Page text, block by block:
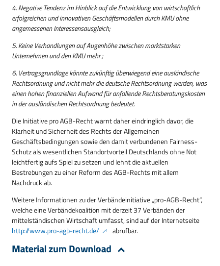
4. Negative Tendenz im Hinblick auf die Entwicklung von wirtschaftlich
erfolgreichen und innovativen Geschäftsmodellen durch KMU ohne
angemessenen Interessensausgleich;
5. Keine Verhandlungen auf Augenhöhe zwischen marktstarken
Unternehmen und den KMU mehr ;
6. Vertragsgrundlage könnte zukünftig überwiegend eine ausländische
Rechtsordnung und nicht mehr die deutsche Rechtsordnung werden, was
einen hohen finanziellen Aufwand für anfallende Rechtsberatungskosten
in der ausländischen Rechtsordnung bedeutet.
Die Initiative pro AGB-Recht warnt daher eindringlich davor, die
Klarheit und Sicherheit des Rechts der Allgemeinen
Geschäftsbedingungen sowie den damit verbundenen Fairness-
Schutz als wesentlichen Standortvorteil Deutschlands ohne Not
leichtfertig aufs Spiel zu setzen und lehnt die aktuellen
Bestrebungen zu einer Reform des AGB-Rechts mit allem
Nachdruck ab.
Weitere Informationen zu der Verbändeinitiative „pro-AGB-Recht“,
welche eine Verbändekoalition mit derzeit 37 Verbänden der
mittelständischen Wirtschaft umfasst, sind auf der Internetseite
http://www.pro-agb-recht.de/
abrufbar.
Material zum Download